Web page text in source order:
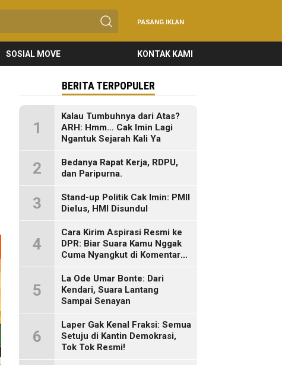
PASANG IKLAN
SOSIAL MOVE KONTAK KAMI
BERITA TERPOPULER
1
Kalau Tumbuhnya dari Atas?
ARH: Hmm… Cak Imin Lagi
Ngantuk Sejarah Kali Ya
2
Bedanya Rapat Kerja, RDPU,
dan Paripurna.
3
Stand-up Politik Cak Imin: PMII
Dielus, HMI Disundul
4
Cara Kirim Aspirasi Resmi ke
DPR: Biar Suara Kamu Nggak
Cuma Nyangkut di Komentar
5
La Ode Umar Bonte: Dari
Kendari, Suara Lantang
Sampai Senayan
6
Laper Gak Kenal Fraksi: Semua
Setuju di Kantin Demokrasi,
Tok Tok Resmi!